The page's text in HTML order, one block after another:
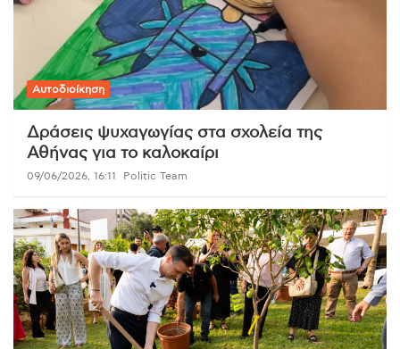
Αυτοδιοίκηση
Δράσεις ψυχαγωγίας στα σχολεία της
Αθήνας για το καλοκαίρι
09/06/2026, 16:11 Politic Team